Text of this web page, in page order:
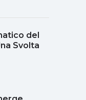
del
Svolta